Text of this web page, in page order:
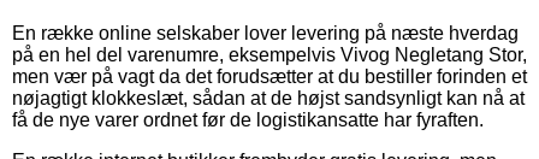
En række online selskaber lover levering på næste hverdag
på en hel del varenumre, eksempelvis Vivog Negletang Stor,
men vær på vagt da det forudsætter at du bestiller forinden et
nøjagtigt klokkeslæt, sådan at de højst sandsynligt kan nå at
få de nye varer ordnet før de logistikansatte har fyraften.